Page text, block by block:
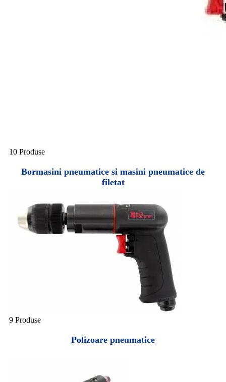
10 Produse
Bormasini pneumatice si masini pneumatice de
filetat
9 Produse
Polizoare pneumatice